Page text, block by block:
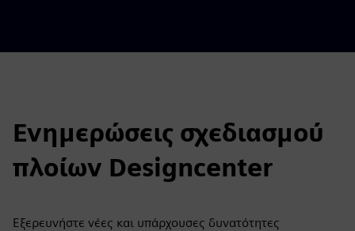
Ενημερώσεις σχεδιασμού
πλοίων Designcenter
Εξερευνήστε νέες και υπάρχουσες δυνατότητες